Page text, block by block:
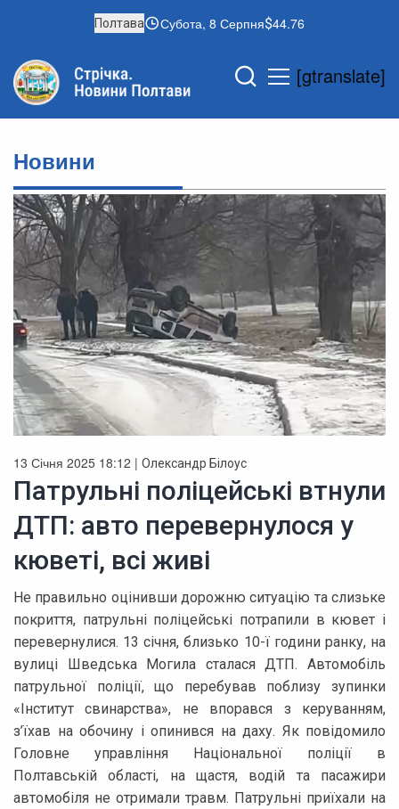
Полтава Субота, 8 Серпня 44.76
[gtranslate]
Новини
13 Січня 2025 18:12 | Олександр Білоус
Патрульні поліцейські втнули
ДТП: авто перевернулося у
кюветі, всі живі
Не правильно оцінивши дорожню ситуацію та слизьке
покриття, патрульні поліцейські потрапили в кювет і
перевернулися. 13 січня, близько 10-ї години ранку, на
вулиці Шведська Могила сталася ДТП. Автомобіль
патрульної поліції, що перебував поблизу зупинки
«Інститут свинарства», не впорався з керуванням,
з’їхав на обочину і опинився на даху. Як повідомило
Головне управління Національної поліції в
Полтавській області, на щастя, водій та пасажири
автомобіля не отримали травм. Патрульні приїхали на